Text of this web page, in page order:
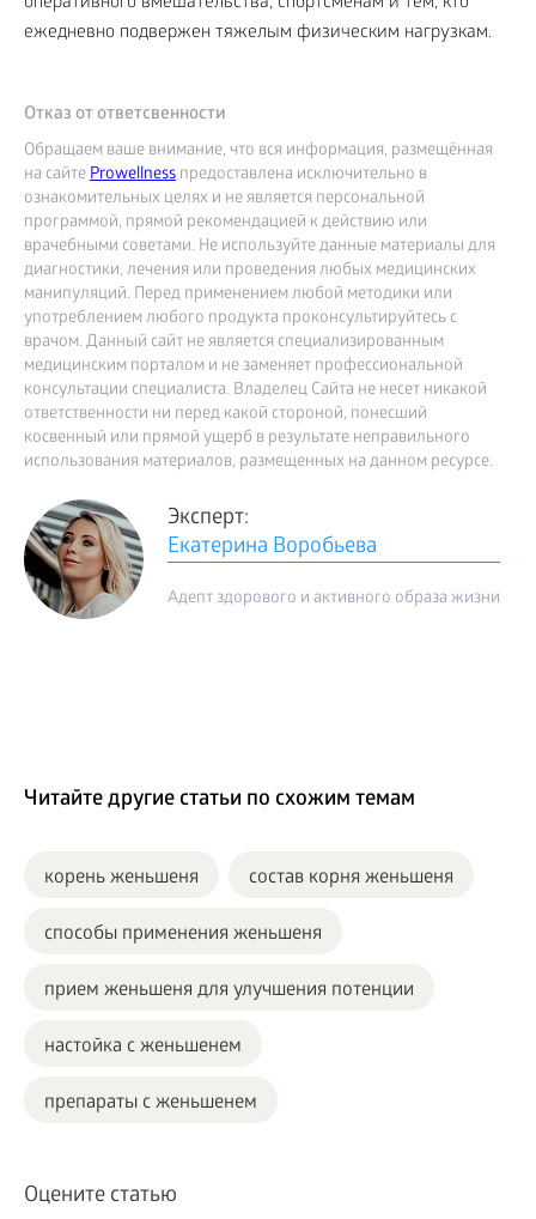
ежедневно подвержен тяжелым физическим нагрузкам.
Отказ от ответсвенности
Обращаем ваше внимание, что вся информация, размещённая
на сайтеProwellness предоставлена исключительно в
ознакомительных целях и не является персональной
программой, прямой рекомендацией к действию или
врачебными советами. Не используйте данные материалы для
диагностики, лечения или проведения любых медицинских
манипуляций. Перед применением любой методики или
употреблением любого продукта проконсультируйтесь с
врачом. Данный сайт не является специализированным
медицинским порталом и не заменяет профессиональной
консультации специалиста. Владелец Сайта не несет никакой
ответственности ни перед какой стороной, понесший
косвенный или прямой ущерб в результате неправильного
использования материалов, размещенных на данном ресурсе.
Эксперт:
Екатерина Воробьева
Адепт здорового и активного образа жизни
Читайте другие статьи по схожим темам
корень женьшеня состав корня женьшеня
способы применения женьшеня
прием женьшеня для улучшения потенции
настойка с женьшенем
препараты с женьшенем
Оцените статью